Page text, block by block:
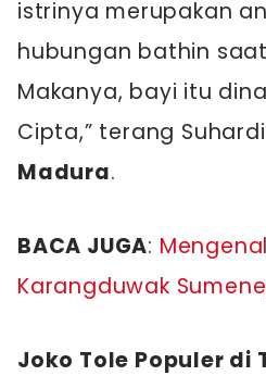
istrinya merupakan
hubungan bathin
Makanya, bayi itu
Cipta,” terang
Madura.
BACA JUGA:
Karangduwak
Joko Tole Populer di